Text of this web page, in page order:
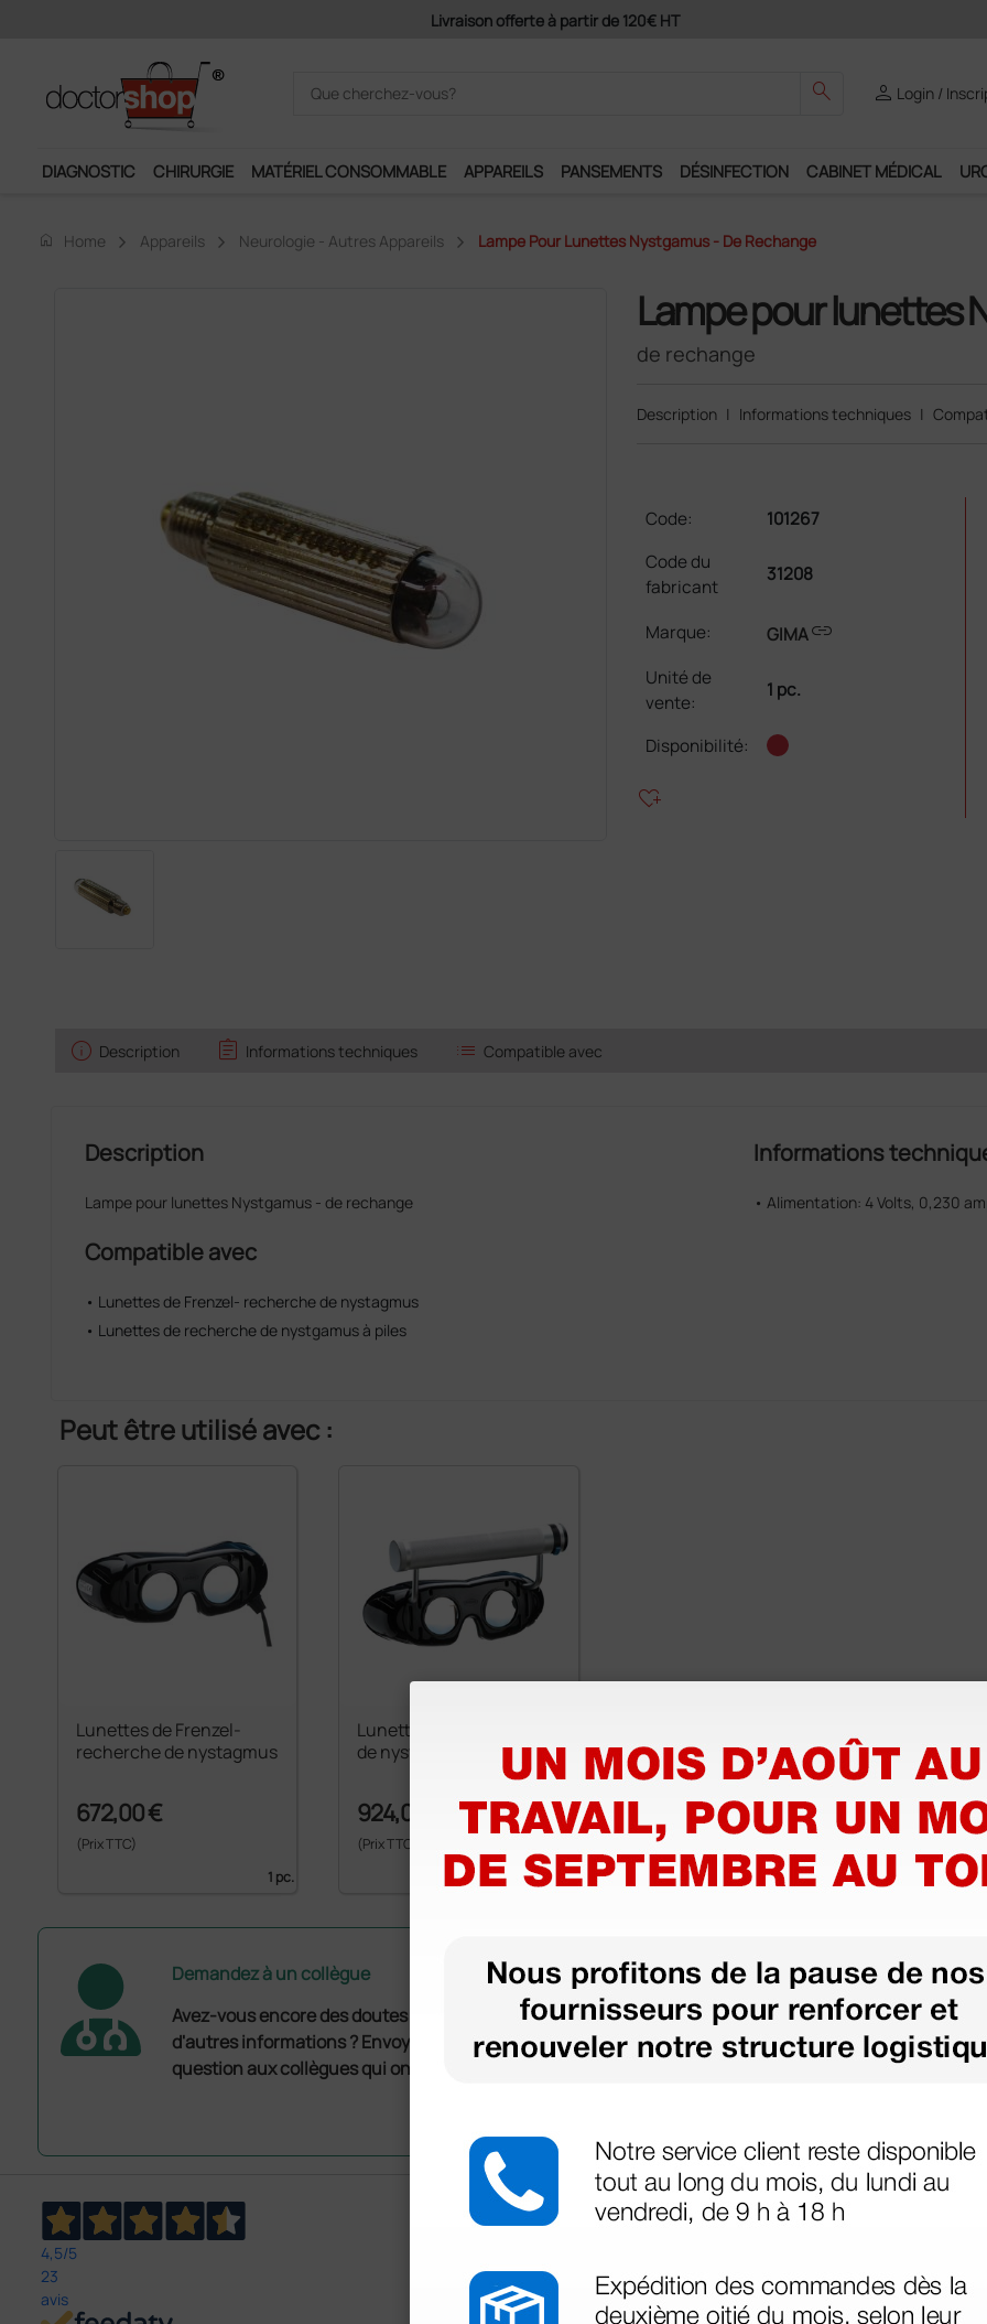
search person Login /
DIAGNOSTIC CHIRURGIE MATÉRIEL CONSOMMABLE APPAREILS PANSEMENTS DÉSINFECTION CABINET MÉDICAL
home Home Appareils Neurologie - Autres Appareils Lampe Pour Lunettes Nystgamus - De Rechange
Lampe pour lunettes
de rechange
Description | Informations techniques |
Code:
101267
Code du
fabricant
31208
Marque: GIMAlink
Unité de
vente:
1 pc.
Disponibilité:
heart_plus
info Description assignment Informations techniques list Compatible avec
Description
Lampe pour lunettes Nystgamus - de rechange
Compatible avec
• Lunettes de Frenzel- recherche de nystagmus
• Lunettes de recherche de nystgamus à piles
Informations
• Alimentation: 4 Volts, 0,230
Peut être utilisé avec :
Lunettes de Frenzel-
recherche de nystagmus
672,00 €
(Prix TTC)
1 pc.
Lunettes de recherche
de nystgamus à piles
924,00 €
(Prix TTC)
1 pc.
Demandez à un collègue
Avez-vous encore des doutes ? Avez-vous besoin
d'autres informations ? Envoyez maintenant votre
question aux collègues qui ont déjà acheté ce produit.
4,5/5
23
avis